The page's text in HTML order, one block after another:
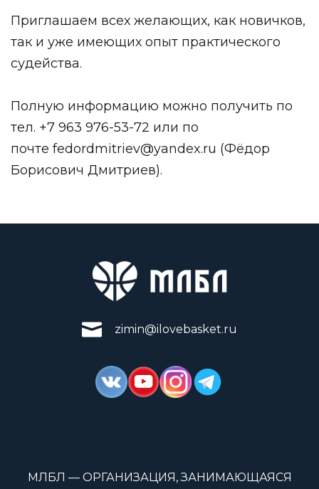
Приглашаем всех желающих, как новичков,
так и уже имеющих опыт практического
судейства.
Полную информацию можно получить по
тел. +7 963 976-53-72 или по
почте fedordmitriev@yandex.ru (Фёдор
Борисович Дмитриев).
zimin@ilovebasket.ru
МЛБЛ — ОРГАНИЗАЦИЯ, ЗАНИМАЮЩАЯСЯ